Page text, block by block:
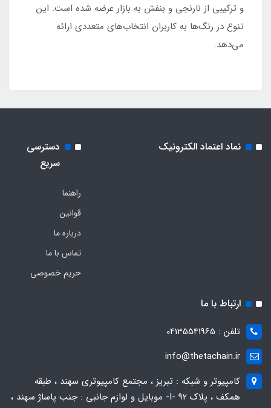
و ترکیبی از نارنجی و بنفش به بازار عرضه شده است. این
تنوع در رنگ‌ها به کاربران انتخاب‌های متعددی ارائه
می‌دهد.
نماد اعتماد الکترونیک
دسترسی
سریع
راهنما
قوانین
درباره ما
تماس با ما
حریم خصوصی
ارتباط با ما
تلفن : 04135541965
info@thetachain.ir
کامپیوتر و شبکه : تبریز ، مجتمع کامپیوتری سهند ، طبقه
همکف ، پلاک 92 -I- موبایل و لوازم جانبی : جنب پاساژ سهند ،